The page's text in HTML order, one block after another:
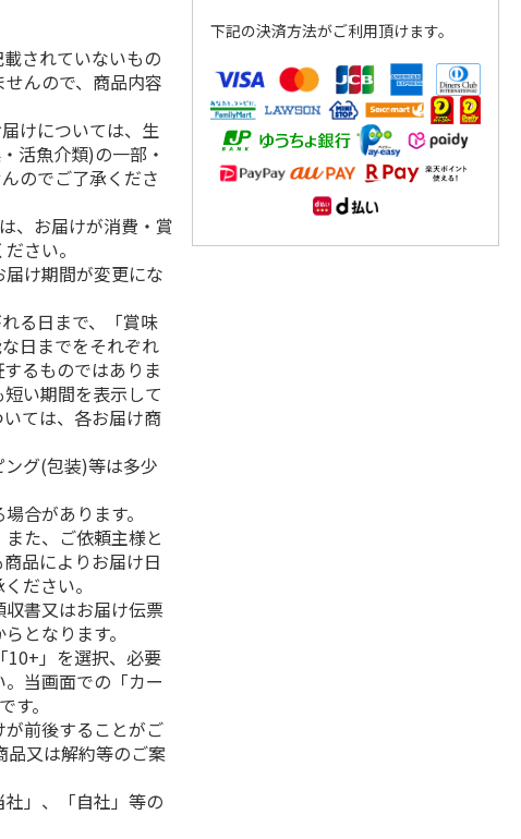
されていないもの
んので、商品内容
けについては、生
活魚介類)の一部・
のでご了承くださ
、お届けが消費・賞
さい。
け期間が変更にな
る日まで、「賞味
日までをそれぞれ
るものではありま
い期間を表示して
ては、各お届け商
グ(包装)等は多少
合があります。
た、ご依頼主様と
品によりお届け日
ださい。
書又はお届け伝票
となります。
」を選択、必要
当画面での「カー
。
前後することがご
品又は解約等のご案
」、「自社」等の
下記の決済方法がご利用頂けます。